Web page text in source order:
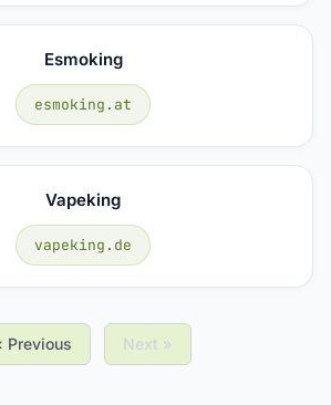
Esmoking
esmoking.at
Vapeking
vapeking.de
Previous Next »